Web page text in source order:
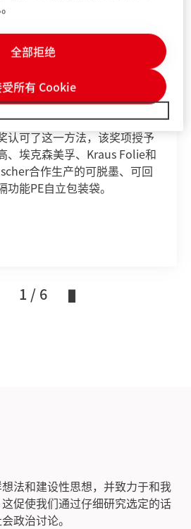
密切的合作关系对于创建可持
重要。德国包装研究所通过其
认可了这一方法，该奖项授予
、埃克森美孚、Kraus Folie和
合作生产的可脱墨、可回
能PE自立包装袋。
1 / 6
法和建设性思想，并致力于和我
促使我们通过仔细研究选定的话
政治讨论。
全部拒绝
所有 Cookie